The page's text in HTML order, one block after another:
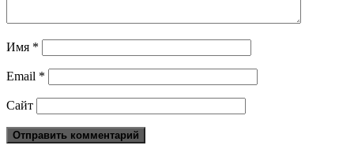
Имя *
Email *
Сайт